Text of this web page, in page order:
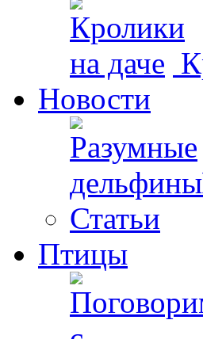
Новости
Статьи
Птицы